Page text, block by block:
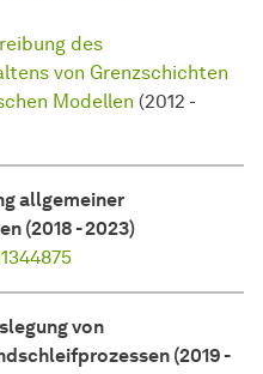
des
von Grenzschichten
Modellen (2012 -
allgemeiner
(2018 - 2023)
von
(2019 -